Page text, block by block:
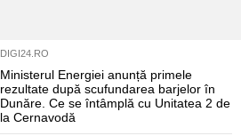
DIGI24.RO
Ministerul Energiei anunță primele
rezultate după scufundarea barjelor în
Dunăre. Ce se întâmplă cu Unitatea 2 de
la Cernavodă